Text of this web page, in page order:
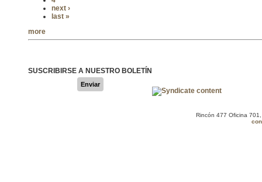
next ›
last »
more
SUSCRIBIRSE A NUESTRO BOLETÍN
Enviar
Rincón 477 Oficina